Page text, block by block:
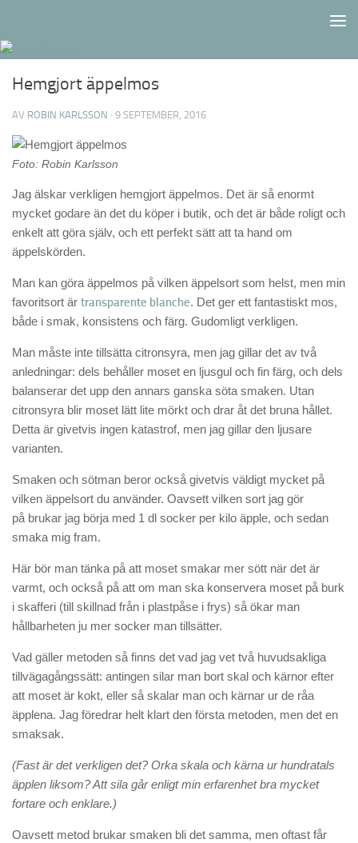
Hemgjort äppelmos
AV ROBIN KARLSSON · 9 SEPTEMBER, 2016
Foto: Robin Karlsson
Jag älskar verkligen hemgjort äppelmos. Det är så enormt
mycket godare än det du köper i butik, och det är både roligt och
enkelt att göra själv, och ett perfekt sätt att ta hand om
äppelskörden.
Man kan göra äppelmos på vilken äppelsort som helst, men min
favoritsort är transparente blanche. Det ger ett fantastiskt mos,
både i smak, konsistens och färg. Gudomligt verkligen.
Man måste inte tillsätta citronsyra, men jag gillar det av två
anledningar: dels behåller moset en ljusgul och fin färg, och dels
balanserar det upp den annars ganska söta smaken. Utan
citronsyra blir moset lätt lite mörkt och drar åt det bruna hållet.
Detta är givetvis ingen katastrof, men jag gillar den ljusare
varianten.
Smaken och sötman beror också givetvis väldigt mycket på
vilken äppelsort du använder. Oavsett vilken sort jag gör
på brukar jag börja med 1 dl socker per kilo äpple, och sedan
smaka mig fram.
Här bör man tänka på att moset smakar mer sött när det är
varmt, och också på att om man ska konservera moset på burk
i skafferi (till skillnad från i plastpåse i frys) så ökar man
hållbarheten ju mer socker man tillsätter.
Vad gäller metoden så finns det vad jag vet två huvudsakliga
tillvägagångssätt: antingen silar man bort skal och kärnor efter
att moset är kokt, eller så skalar man och kärnar ur de råa
äpplena. Jag föredrar helt klart den första metoden, men det en
smaksak.
(Fast är det verkligen det? Orka skala och kärna ur hundratals
äpplen liksom? Att sila går enligt min erfarenhet bra mycket
fortare och enklare.)
Oavsett metod brukar smaken bli det samma, men oftast får